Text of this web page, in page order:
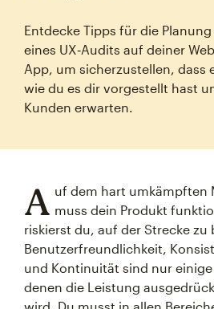
Entdecke Tipps für die
eines UX‑Audits auf deiner
App, um sicherzustellen, dass
wie du es dir vorgestellt hast
Kunden erwarten.
A uf dem hart umkämpften
muss dein Produkt
riskierst du, auf der Strecke zu
Benutzerfreundlichkeit,
und Kontinuität sind nur
denen die Leistung